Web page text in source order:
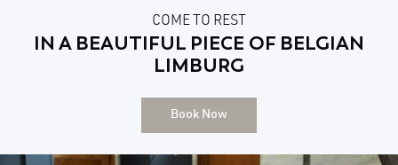
COME TO REST
IN A BEAUTIFUL PIECE OF BELGIAN
LIMBURG
Book Now